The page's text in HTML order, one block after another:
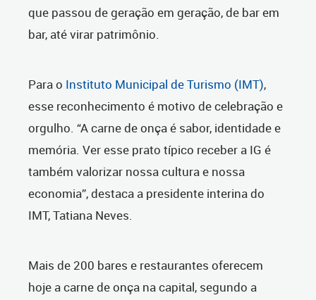
que passou de geração em geração, de bar em
bar, até virar patrimônio.
Para o Instituto Municipal de Turismo (IMT),
esse reconhecimento é motivo de celebração e
orgulho. “A carne de onça é sabor, identidade e
memória. Ver esse prato típico receber a IG é
também valorizar nossa cultura e nossa
economia”, destaca a presidente interina do
IMT, Tatiana Neves.
Mais de 200 bares e restaurantes oferecem
hoje a carne de onça na capital, segundo a